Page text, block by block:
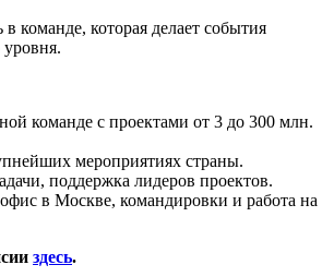
команде, которая делает события
уровня.
команде с проектами от 3 до 300 млн.
мероприятиях страны.
поддержка лидеров проектов.
в Москве, командировки и работа на
здесь.